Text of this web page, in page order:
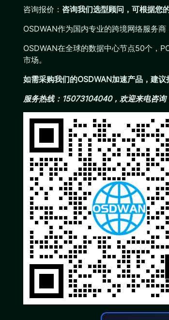
咨询报价： 咨询我们选型顾问，可根据您
OSDWAN作为国内专业的跨境网络服务
OSDWAN在全球的数据中心节点50个，
市场。
如需采购我们的OSDWAN加速产品，建
服务热线：15073104040，欢迎来电咨询